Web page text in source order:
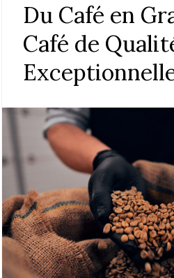
Du Café en
Café de